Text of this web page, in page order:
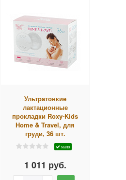
Ультратонкие
лактационные
прокладки Roxy-Kids
Home & Travel, для
груди, 36 шт.
мало
1 011 руб.